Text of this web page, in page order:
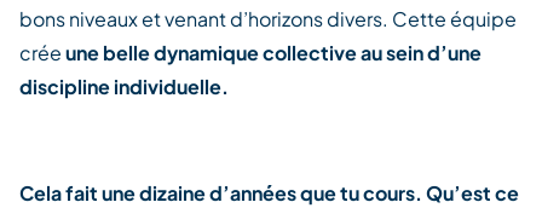
bons niveaux et venant d’horizons divers. Cette équipe
créeune belle dynamique collective au sein d’une
discipline individuelle.
Cela fait une dizaine d’années que tu cours. Qu’est ce